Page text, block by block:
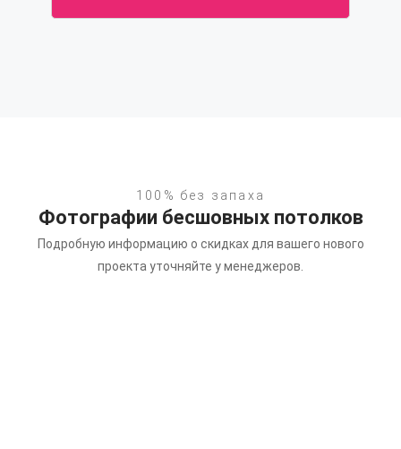
100% без запаха
Фотографии бесшовных потолков
Подробную информацию о скидках для вашего нового
проекта уточняйте у менеджеров.